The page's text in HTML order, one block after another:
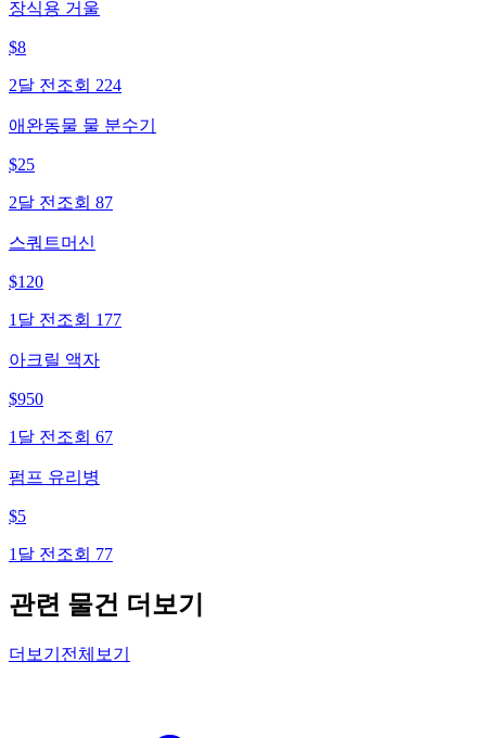
장식용 거울
$8
2달 전 조회 224
애완동물 물 분수기
$25
2달 전 조회 87
스쿼트머신
$120
1달 전 조회 177
아크릴 액자
$950
1달 전 조회 67
펌프 유리병
$5
1달 전 조회 77
관련 물건 더보기
더보기 전체보기